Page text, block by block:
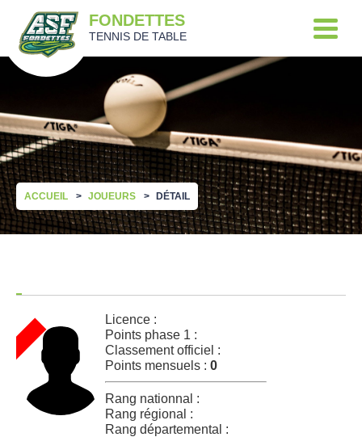
FONDETTES
TENNIS DE TABLE
ACCUEIL JOUEURS DÉTAIL
Licence :
Points phase 1 :
Classement officiel :
Points mensuels : 0
Rang nationnal :
Rang régional :
Rang départemental :